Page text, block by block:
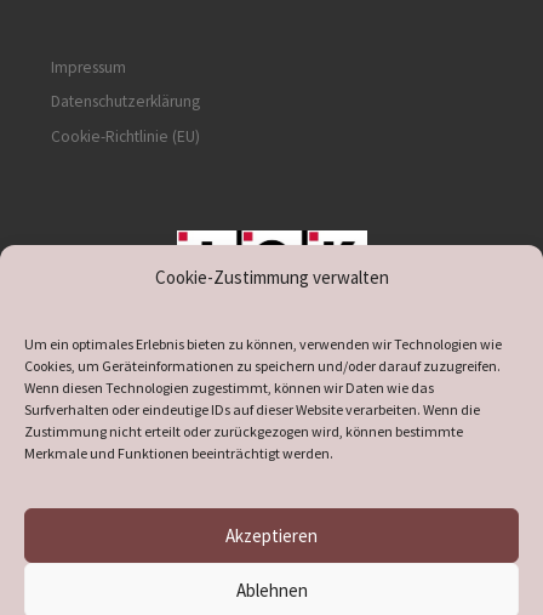
Cookie-Zustimmung verwalten
Um ein optimales Erlebnis bieten zu können, verwenden wir Technologien wie
Cookies, um Geräteinformationen zu speichern und/oder darauf zuzugreifen.
Wenn diesen Technologien zugestimmt, können wir Daten wie das
Surfverhalten oder eindeutige IDs auf dieser Website verarbeiten. Wenn die
Zustimmung nicht erteilt oder zurückgezogen wird, können bestimmte
Merkmale und Funktionen beeinträchtigt werden.
Akzeptieren
Ablehnen
Impressum
Datenschutzerklärung
Cookie-Richtlinie (EU)
supported by DÖ
Heimatverein Verl– Alle Rechte vorbehalten